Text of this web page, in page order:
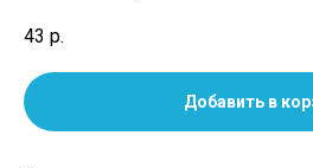
43 р.
Добавить в